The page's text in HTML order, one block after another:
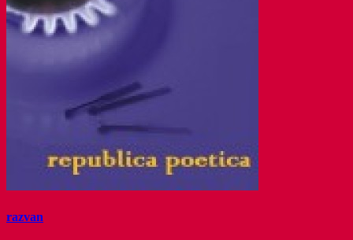
razvan